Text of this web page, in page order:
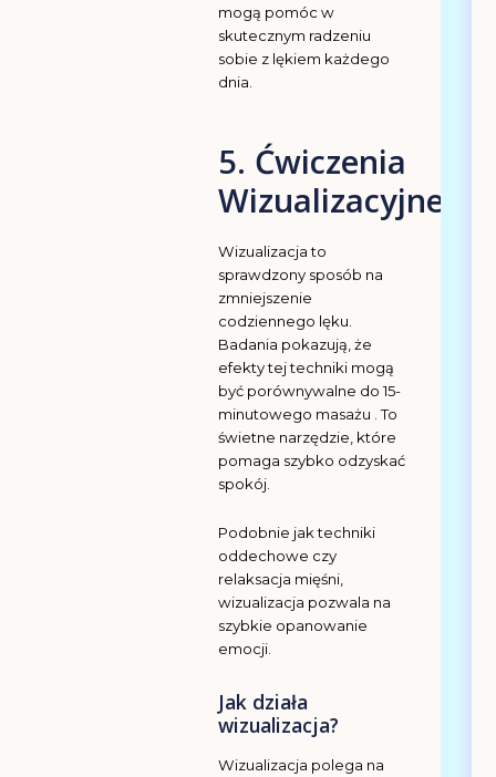
mogą pomóc w
skutecznym radzeniu
sobie z lękiem każdego
dnia.
5. Ćwiczenia
Wizualizacyjne
Wizualizacja to
sprawdzony sposób na
zmniejszenie
codziennego lęku.
Badania pokazują, że
efekty tej techniki mogą
być porównywalne do 15-
minutowego masażu . To
świetne narzędzie, które
pomaga szybko odzyskać
spokój.
Podobnie jak techniki
oddechowe czy
relaksacja mięśni,
wizualizacja pozwala na
szybkie opanowanie
emocji.
Jak działa
wizualizacja?
Wizualizacja polega na